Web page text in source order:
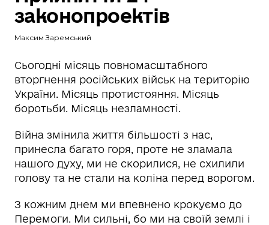
законопроектів
Максим Заремський
Сьогодні місяць повномасштабного
вторгнення російських військ на територію
України. Місяць протистояння. Місяць
боротьби. Місяць незламності.
Війна змінила життя більшості з нас,
принесла багато горя, проте не зламала
нашого духу, ми не скорилися, не схилили
голову та не стали на коліна перед ворогом.
З кожним днем ми впевнено крокуємо до
Перемоги. Ми сильні, бо ми на своїй землі і